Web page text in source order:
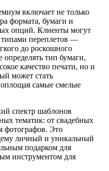
включает не только
формата, бумаги и
опций. Клиенты могут
переплетов —
до роскошного
определять тип бумаги,
качество печати, но и
может стать
самые смелые
спектр шаблонов
тематик: от свадебных
фотографов. Это
личный и уникальный
подарком для
инструментом для